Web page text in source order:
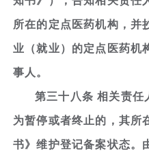
所在的定点医药机构，并
业（就业）的定点医药机
事人。
第三十八条 相关责任
为暂停或者终止的，其所
书》维护登记备案状态。